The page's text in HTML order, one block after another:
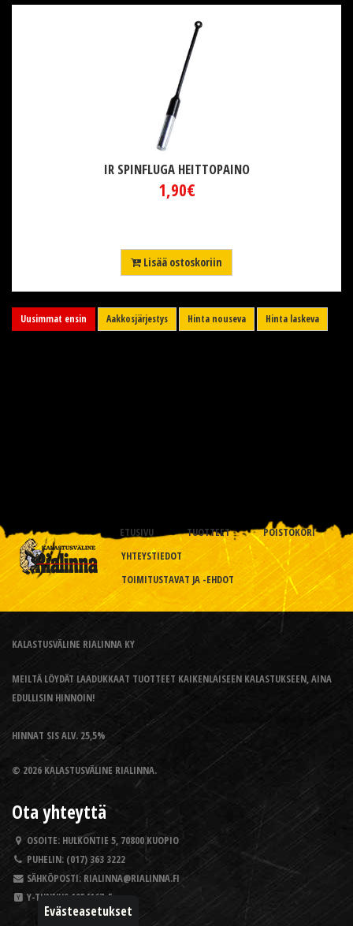
IR SPINFLUGA HEITTOPAINO
1,90€
Lisää ostoskoriin
Uusimmat ensin Aakkosjärjestys Hinta nouseva Hinta laskeva
ETUSIVU TUOTTEET
POISTOKORI
YHTEYSTIEDOT
TOIMITUSTAVAT JA -EHDOT
KALASTUSVÄLINE RIALINNA KY
MEILTÄ LÖYDÄT LAADUKKAAT TUOTTEET KAIKENLAISEEN KALASTUKSEEN, AINA
EDULLISIN HINNOIN!
HINNAT SIS ALV. 25,5%
© 2026 KALASTUSVÄLINE RIALINNA.
Ota yhteyttä
OSOITE: HULKONTIE 5, 70800 KUOPIO
PUHELIN: (017) 363 3222
SÄHKÖPOSTI: RIALINNA@RIALINNA.FI
Y-TUNNUS 1954167-5
Evästeasetukset